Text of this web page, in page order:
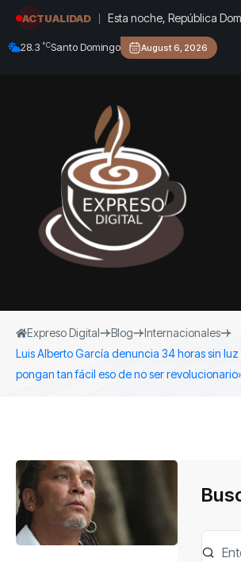
ACTUALIDAD
Esta noche, República
oro: Marileidy y Anabel,
28.3 °CSanto Domingo August 6, 2026
Expreso Digital Blog
Internacionales
Luis Alberto García denuncia 34 horas sin
pongan tan fácil eso de no ser